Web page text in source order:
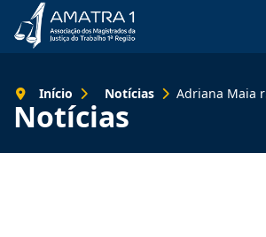
Notícias
Início Notícias Adriana Maia relembra ouro no tênis e se prepara para os Jogos da Anamatra em Salvador